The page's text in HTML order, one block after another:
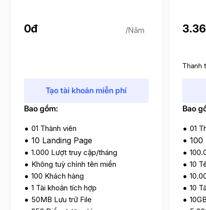
Bao
01
100
10
10
Thanh
Bao gồm:
01 Thành viên
10 Landing Page
1.000 Lượt truy cập/tháng
Không tuỳ chỉnh tên miền
100 Khách hàng
1 Tài khoản tích hợp
50MB Lưu trữ File
Tạo tài khoản miễn phí
0đ /Năm